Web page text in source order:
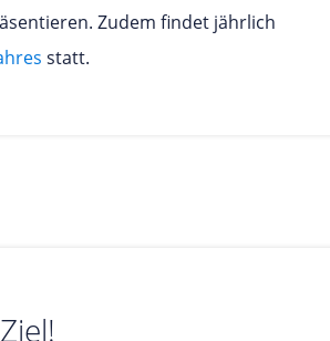
Zudem findet jährlich
statt.